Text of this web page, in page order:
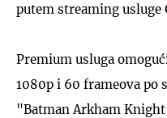
putem streaming usluge
Premium usluga
1080p i 60 frameova po
"Batman Arkham